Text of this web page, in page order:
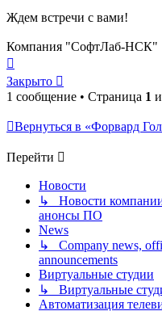
Ждем встречи с вами!
Компания "СофтЛаб-НСК"
началу
Закрыто
1 сообщение • Страница 1
Вернуться в «Форвард
Перейти
Новости
↳ Новости
анонсы ПО
News
↳ Company news,
announcements
Виртуальные студии
↳ Виртуальные
Автоматизация